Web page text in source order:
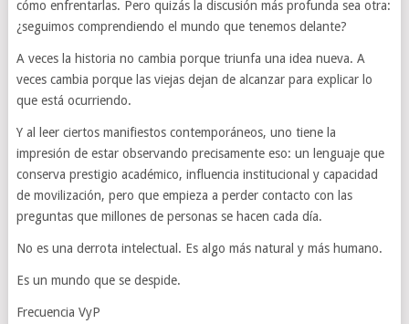
cómo enfrentarlas. Pero quizás la discusión más profunda sea otra:
¿seguimos comprendiendo el mundo que tenemos delante?
A veces la historia no cambia porque triunfa una idea nueva. A
veces cambia porque las viejas dejan de alcanzar para explicar lo
que está ocurriendo.
Y al leer ciertos manifiestos contemporáneos, uno tiene la
impresión de estar observando precisamente eso: un lenguaje que
conserva prestigio académico, influencia institucional y capacidad
de movilización, pero que empieza a perder contacto con las
preguntas que millones de personas se hacen cada día.
No es una derrota intelectual. Es algo más natural y más humano.
Es un mundo que se despide.
Frecuencia VyP